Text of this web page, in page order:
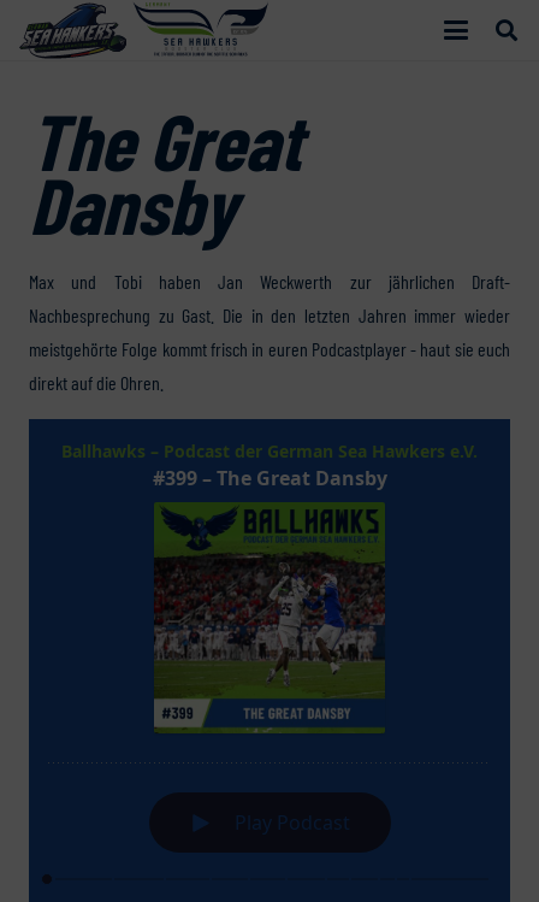
The Great
Dansby
Max und Tobi haben Jan Weckwerth zur jährlichen Draft-
Nachbesprechung zu Gast. Die in den letzten Jahren immer wieder
meistgehörte Folge kommt frisch in euren Podcastplayer - haut sie euch
direkt auf die Ohren.